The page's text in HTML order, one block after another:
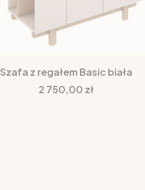
Szafa z regałem Basic biała
Cena
2 750,00 zł